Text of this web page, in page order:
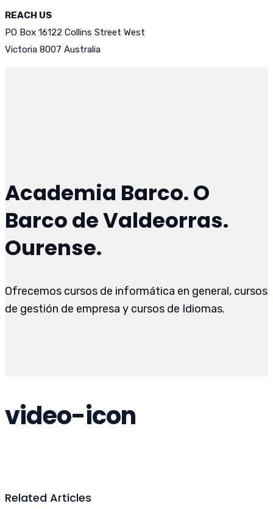
REACH US
PO Box 16122 Collins Street West
Victoria 8007 Australia
Academia Barco. O
Barco de Valdeorras.
Ourense.
Ofrecemos cursos de informática en general, cursos
de gestión de empresa y cursos de Idiomas.
video-icon
Related Articles